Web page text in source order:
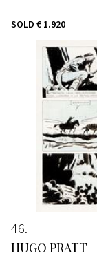
SOLD € 1.920
46
HUGO PRATT